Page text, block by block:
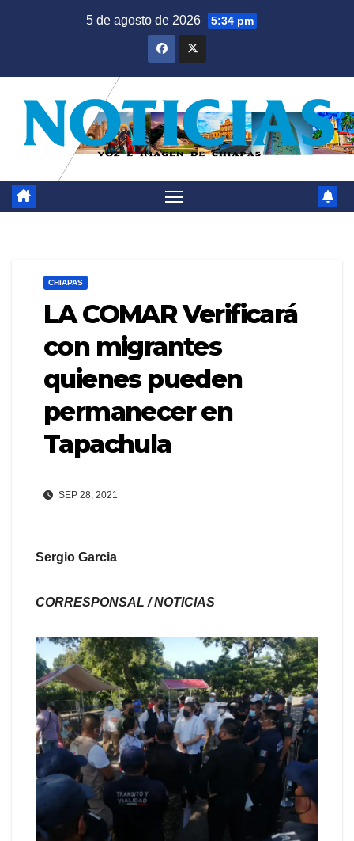
5 de agosto de 2026 5:34 pm
CHIAPAS
LA COMAR Verificará
con migrantes
quienes pueden
permanecer en
Tapachula
SEP 28, 2021
Sergio Garcia
CORRESPONSAL / NOTICIAS